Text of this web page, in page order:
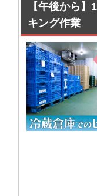
【午後から
キング作業